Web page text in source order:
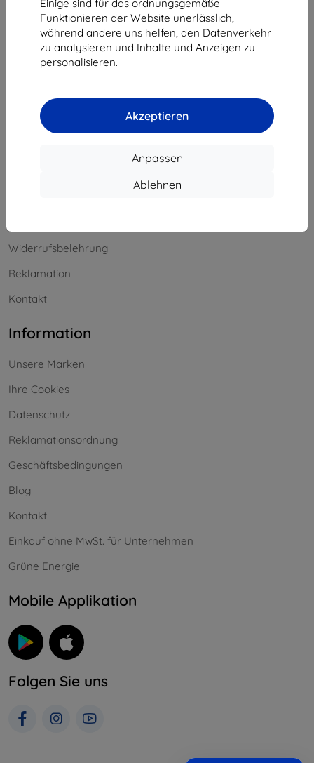
Einige sind für das ordnungsgemäße
Funktionieren der Website unerlässlich,
während andere uns helfen, den Datenverkehr
zu analysieren und Inhalte und Anzeigen zu
personalisieren.
Akzeptieren
Anpassen
Ablehnen
Schreiben Sie uns
Montag bis Freitag:
Online8:00 - 16:00
Widerrufsbelehrung
Reklamation
Kontakt
Information
Unsere Marken
Ihre Cookies
Datenschutz
Reklamationsordnung
Geschäftsbedingungen
Blog
Kontakt
Einkauf ohne MwSt. für Unternehmen
Grüne Energie
Mobile Applikation
Folgen Sie uns